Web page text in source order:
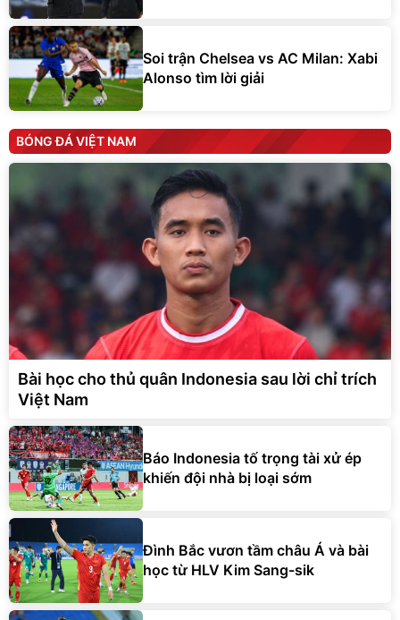
Soi trận Chelsea vs AC Milan: Xabi
Alonso tìm lời giải
BÓNG ĐÁ VIỆT NAM
Bài học cho thủ quân Indonesia sau lời chỉ trích
Việt Nam
Báo Indonesia tố trọng tài xử ép
khiến đội nhà bị loại sớm
Đình Bắc vươn tầm châu Á và bài
học từ HLV Kim Sang-sik